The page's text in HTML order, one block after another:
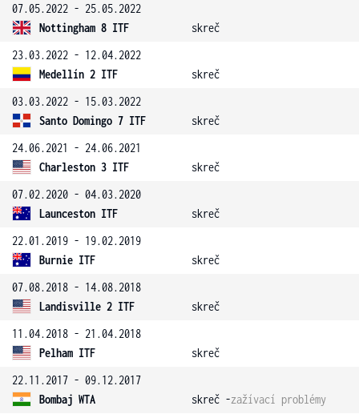
07.05.2022 - 25.05.2022
Nottingham 8 ITF
skreč
23.03.2022 - 12.04.2022
Medellín 2 ITF
skreč
03.03.2022 - 15.03.2022
Santo Domingo 7 ITF
skreč
24.06.2021 - 24.06.2021
Charleston 3 ITF
skreč
07.02.2020 - 04.03.2020
Launceston ITF
skreč
22.01.2019 - 19.02.2019
Burnie ITF
skreč
07.08.2018 - 14.08.2018
Landisville 2 ITF
skreč
11.04.2018 - 21.04.2018
Pelham ITF
skreč
22.11.2017 - 09.12.2017
Bombaj WTA
skreč -zažívací problémy